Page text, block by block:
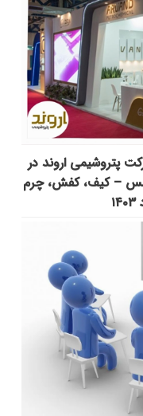
پتروشیمی اروند در
– کیف، کفش، چرم